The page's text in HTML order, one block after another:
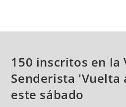
150 inscritos en la
Senderista 'Vuelta
este sábado